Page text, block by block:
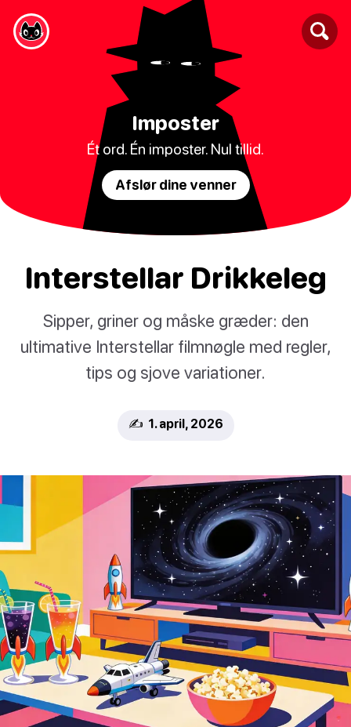
Imposter
Ét ord. Én imposter. Nul tillid.
Afslør dine venner
Interstellar Drikkeleg
Sipper, griner og måske græder: den
ultimative Interstellar filmnøgle med regler,
tips og sjove variationer.
✍️ 1. april, 2026